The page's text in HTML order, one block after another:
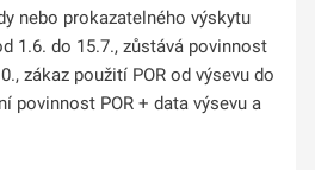
nebo prokazatelného výskytu
1.6. do 15.7., zůstává povinnost
zákaz použití POR od výsevu do
povinnost POR + data výsevu a